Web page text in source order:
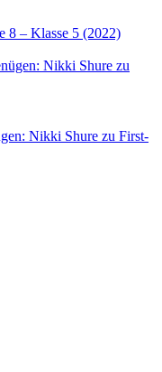
8 – Klasse 5 (2022)
Nikki Shure zu First-